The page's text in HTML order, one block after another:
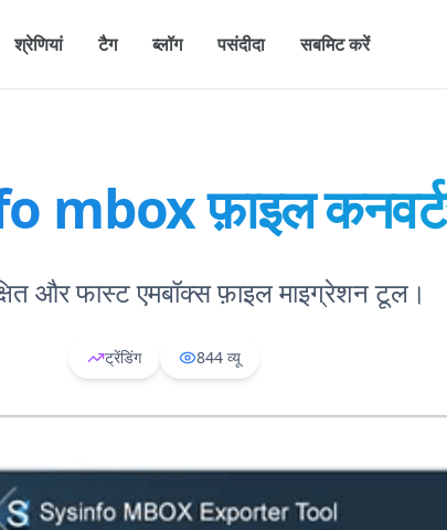
श्रेणियां टैग ब्लॉग पसंदीदा सबमिट करें
mbox फ़ाइल
और फास्ट एमबॉक्स फ़ाइल माइग्रेशन टूल।
ट्रेंडिंग 844 व्यू